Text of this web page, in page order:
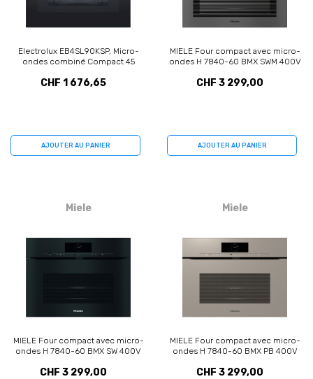
Electrolux EB4SL90KSP, Micro-
ondes combiné Compact 45
CHF 1 676,65
AJOUTER AU PANIER
MIELE Four compact avec micro-
ondes H 7840-60 BMX SWM 400V
CHF 3 299,00
AJOUTER AU PANIER
Miele
MIELE Four compact avec micro-
ondes H 7840-60 BMX SW 400V
CHF 3 299,00
Miele
MIELE Four compact avec micro-
ondes H 7840-60 BMX PB 400V
CHF 3 299,00